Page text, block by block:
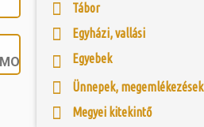
Tábor
Egyházi, vallási
Egyebek
Ünnepek, megemlékezések
Megyei kitekintő